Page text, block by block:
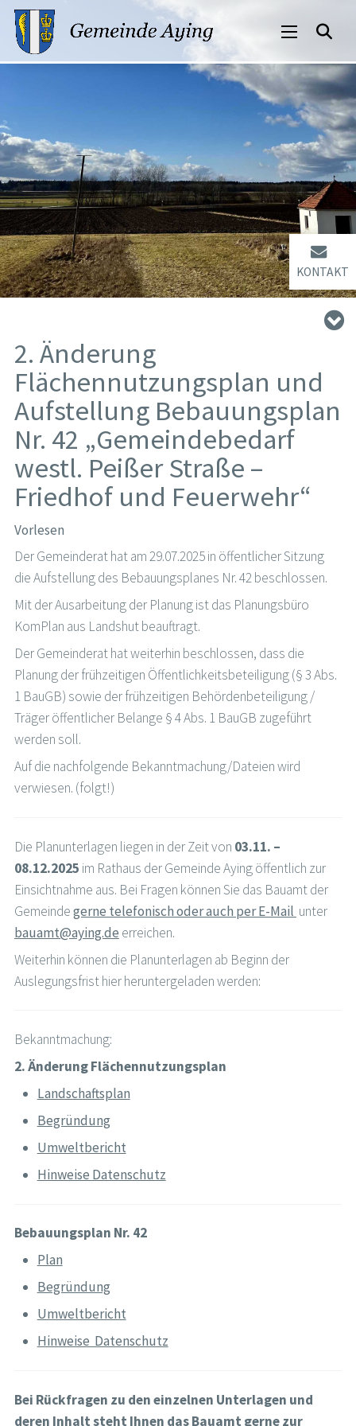
KONTAKT
2. Änderung
Flächennutzungsplan und
Aufstellung Bebauungsplan
Nr. 42 „Gemeindebedarf
westl. Peißer Straße –
Friedhof und Feuerwehr“
Vorlesen
Der Gemeinderat hat am 29.07.2025 in öffentlicher Sitzung
die Aufstellung des Bebauungsplanes Nr. 42 beschlossen.
Mit der Ausarbeitung der Planung ist das Planungsbüro
KomPlan aus Landshut beauftragt.
Der Gemeinderat hat weiterhin beschlossen, dass die
Planung der frühzeitigen Öffentlichkeitsbeteiligung (§ 3 Abs.
1 BauGB) sowie der frühzeitigen Behördenbeteiligung /
Träger öffentlicher Belange § 4 Abs. 1 BauGB zugeführt
werden soll.
Auf die nachfolgende Bekanntmachung/Dateien wird
verwiesen. (folgt!)
Die Planunterlagen liegen in der Zeit von 03.11. –
08.12.2025 im Rathaus der Gemeinde Aying öffentlich zur
Einsichtnahme aus. Bei Fragen können Sie das Bauamt der
Gemeindegerne telefonisch oder auch per E-Mail unter
bauamt@aying.de erreichen.
Weiterhin können die Planunterlagen ab Beginn der
Auslegungsfrist hier heruntergeladen werden:
Bekanntmachung:
2. Änderung Flächennutzungsplan
Landschaftsplan
Begründung
Umweltbericht
Hinweise Datenschutz
Bebauungsplan Nr. 42
Plan
Begründung
Umweltbericht
Hinweise Datenschutz
Bei Rückfragen zu den einzelnen Unterlagen und
deren Inhalt steht Ihnen das Bauamt gerne zur